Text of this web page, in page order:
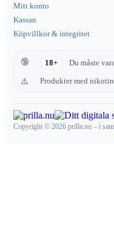
Mitt konto
Kassan
Köpvillkor & integritet
18+ Du måste
Produkter med
Copyright © 2026 prilla.nu – i